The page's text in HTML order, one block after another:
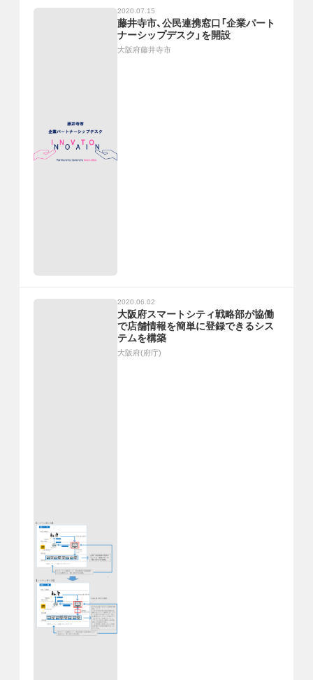
2020.07.15
藤井寺市、公民連携窓口「企業パート
ナーシップデスク」を開設
大阪府藤井寺市
2020.06.02
大阪府スマートシティ戦略部が協働
で店舗情報を簡単に登録できるシス
テムを構築
大阪府(府庁)